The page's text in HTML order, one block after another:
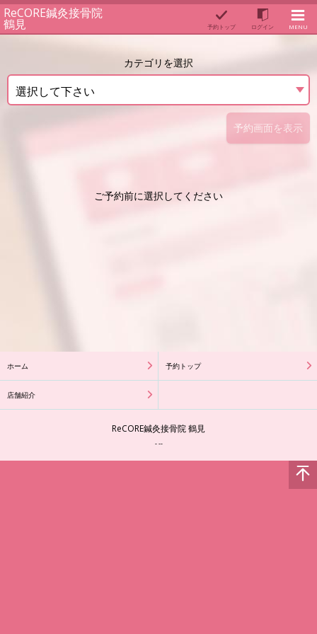
ReCORE鍼灸接骨院
鶴見 予約トップ ログイン MENU
カテゴリを選択
選択して下さい
予約画面を表示
ご予約前に選択してください
ホーム 予約トップ
店舗紹介
ReCORE鍼灸接骨院 鶴見
- --